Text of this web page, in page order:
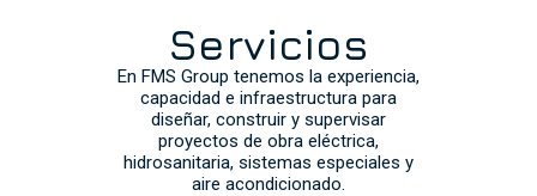
En FMS Group tenemos la experiencia,
capacidad e infraestructura para
diseñar, construir y supervisar
proyectos de obra eléctrica,
hidrosanitaria, sistemas especiales y
aire acondicionado.
Servicios